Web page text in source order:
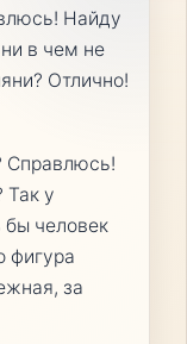
Найду
в чем не
Отлично!
Справлюсь!
Так у
бы человек
фигура
за